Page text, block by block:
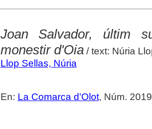
Joan Salvador, últim
monestir d'Oia/ text: Núria
Llop Sellas, Núria
En: La Comarca d'Olot, Núm.